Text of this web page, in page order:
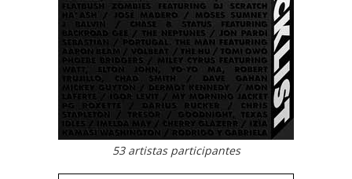
53 artistas participantes